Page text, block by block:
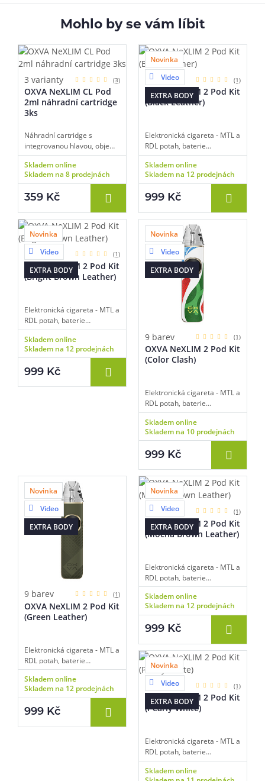
Mohlo by se vám líbit
3 varianty (3)
OXVA NeXLIM CL Pod
2ml náhradní cartridge
3ks
Náhradní cartridge s
integrovanou hlavou, objem
2 ml, odpor 0,6 ohm a 0,8
ohm a 1,2 ohm, mesh
pletivo, boční plnění, vhodné
v balení.
Skladem online
Skladem na 8 prodejnách
359 Kč
Novinka
Video
EXTRA BODY
9 barev (1)
OXVA NeXLIM 2 Pod Kit
(Black Leather)
Elektronická cigareta - MTL a
RDL potah, baterie
2000mAh, objem 2ml,
automatické spínání, výkon
5-40W, dobíjení USB-C,
inteligentní detekce odporu,
technologie Super Pulse,
technologie UniTech 3.0,
Dual Mesh cartridge,
platforma OXVA NeXLIM.
Skladem online
Skladem na 12 prodejnách
999 Kč
Novinka
Video
EXTRA BODY
9 barev (1)
OXVA NeXLIM 2 Pod Kit
(Bright Brown Leather)
Elektronická cigareta - MTL a
RDL potah, baterie
2000mAh, objem 2ml,
automatické spínání, výkon
5-40W, dobíjení USB-C,
inteligentní detekce odporu,
Skladem online
Skladem na 12 prodejnách
999 Kč
Novinka
Video
EXTRA BODY
9 barev (1)
OXVA NeXLIM 2 Pod Kit
(Color Clash)
Elektronická cigareta - MTL a
RDL potah, baterie
2000mAh, objem 2ml,
automatické spínání, výkon
5-40W, dobíjení USB-C,
inteligentní detekce odporu,
technologie Super Pulse,
technologie UniTech 3.0,
Dual Mesh cartridge,
platforma OXVA NeXLIM.
Skladem online
Skladem na 10 prodejnách
999 Kč
Novinka
Video
EXTRA BODY
9 barev (1)
OXVA NeXLIM 2 Pod Kit
(Green Leather)
Elektronická cigareta - MTL a
RDL potah, baterie
2000mAh, objem 2ml,
automatické spínání, výkon
5-40W, dobíjení USB-C,
inteligentní detekce odporu,
Skladem online
Skladem na 12 prodejnách
999 Kč
Novinka
Video
EXTRA BODY
9 barev (1)
OXVA NeXLIM 2 Pod Kit
(Mocha Brown Leather)
Elektronická cigareta - MTL a
RDL potah, baterie
2000mAh, objem 2ml,
automatické spínání, výkon
5-40W, dobíjení USB-C,
inteligentní detekce odporu,
technologie Super Pulse,
technologie UniTech 3.0,
Dual Mesh cartridge,
platforma OXVA NeXLIM.
Skladem online
Skladem na 12 prodejnách
999 Kč
Novinka
Video
EXTRA BODY
9 barev (1)
OXVA NeXLIM 2 Pod Kit
(Pearly White)
Elektronická cigareta - MTL a
RDL potah, baterie
2000mAh, objem 2ml,
automatické spínání, výkon
Skladem online